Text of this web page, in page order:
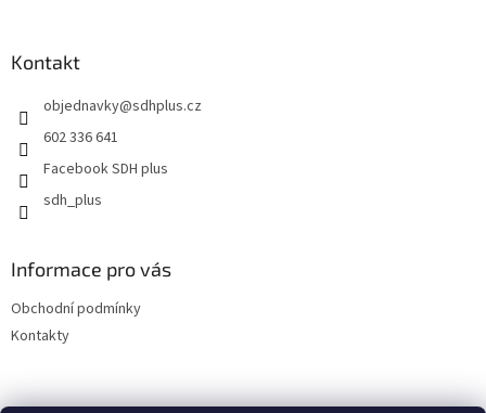
Kontakt
objednavky@sdhplus.cz
602 336 641
Facebook SDH plus
sdh_plus
Informace pro vás
Obchodní podmínky
Kontakty